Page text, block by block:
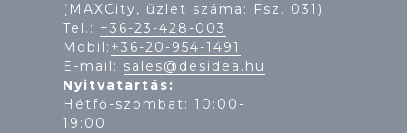
(MAXCity, üzlet száma: Fsz. 031)
Tel.: +36-23-428-003
Mobil: +36-20-954-1491
E-mail: sales@desidea.hu
Nyitvatartás:
Hétfő-szombat: 10:00-